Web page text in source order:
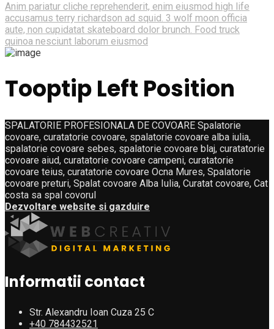
Anim pariatur cliche reprehenderit, enim eiusmod high life
accusamus terry richardson ad squid. 3 wolf moon officia
aute, non cupidatat skateboard dolor brunch. Food truck
quinoa nesciunt laborum eiusmod
Tooptip Left Position
SPALATORIE PROFESIONALA DE COVOARE Spalatorie
covoare, curatatorie covoare, spalatorie covoare alba iulia,
spalatorie covoare sebes, spalatorie covoare blaj, curatatorie
covoare aiud, curatatorie covoare campeni, curatatorie
covoare teius, curatatorie covoare Ocna Mures, Spalatorie
covoare preturi, Spalat covoare Alba Iulia, Curatat covoare, Cat
costa sa spal covorul
Dezvoltare website si gazduire
Informatii contact
Str. Alexandru Ioan Cuza 25 C
+40 784432521